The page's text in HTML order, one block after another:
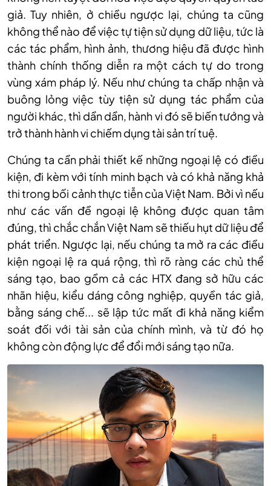
giả. Tuy nhiên, ở chiều ngược lại, chúng ta cũng
không thể nào để việc tự tiện sử dụng dữ liệu, tức là
các tác phẩm, hình ảnh, thương hiệu đã được hình
thành chính thống diễn ra một cách tự do trong
vùng xám pháp lý. Nếu như chúng ta chấp nhận và
buông lỏng việc tùy tiện sử dụng tác phẩm của
người khác, thì dần dần, hành vi đó sẽ biến tướng và
trở thành hành vi chiếm dụng tài sản trí tuệ.
Chúng ta cần phải thiết kế những ngoại lệ có điều
kiện, đi kèm với tính minh bạch và có khả năng khả
thi trong bối cảnh thực tiễn của Việt Nam. Bởi vì nếu
như các vấn đề ngoại lệ không được quan tâm
đúng, thì chắc chắn Việt Nam sẽ thiếu hụt dữ liệu để
phát triển. Ngược lại, nếu chúng ta mở ra các điều
kiện ngoại lệ ra quá rộng, thì rõ ràng các chủ thể
sáng tạo, bao gồm cả các HTX đang sở hữu các
nhãn hiệu, kiểu dáng công nghiệp, quyền tác giả,
bằng sáng chế... sẽ lập tức mất đi khả năng kiểm
soát đối với tài sản của chính mình, và từ đó họ
không còn động lực để đổi mới sáng tạo nữa.